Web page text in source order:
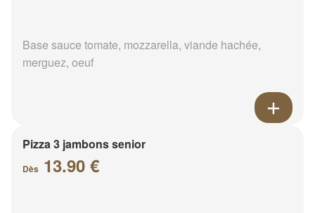
Base sauce tomate, mozzarella, viande hachée,
merguez, oeuf
Pizza 3 jambons senior
Dès 13.90 €